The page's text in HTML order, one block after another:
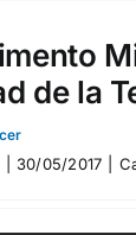
de la
30/05/2017